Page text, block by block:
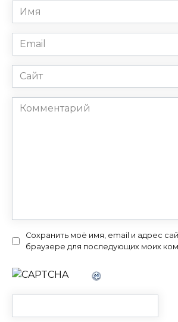
Имя
*
Email
*
Сайт
Комментарий
Сохранить моё имя, email и адрес
браузере для последующих моих